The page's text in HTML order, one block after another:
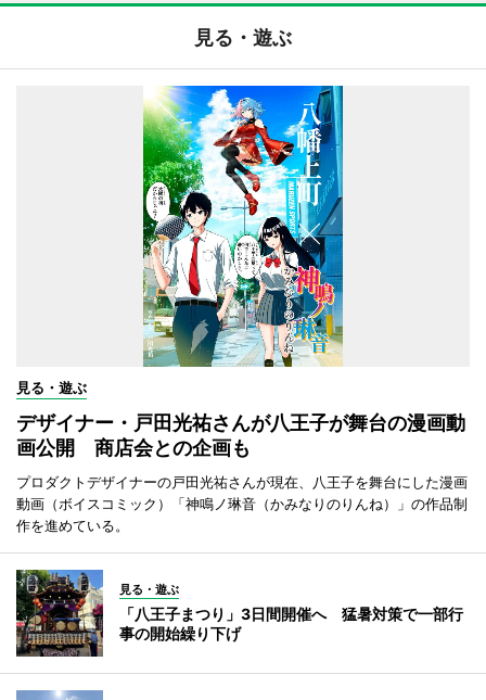
見る・遊ぶ
見る・遊ぶ
デザイナー・戸田光祐さんが八王子が舞台の漫画動
画公開 商店会との企画も
プロダクトデザイナーの戸田光祐さんが現在、八王子を舞台にした漫画
動画（ボイスコミック）「神鳴ノ琳音（かみなりのりんね）」の作品制
作を進めている。
見る・遊ぶ
「八王子まつり」3日間開催へ 猛暑対策で一部行
事の開始繰り下げ